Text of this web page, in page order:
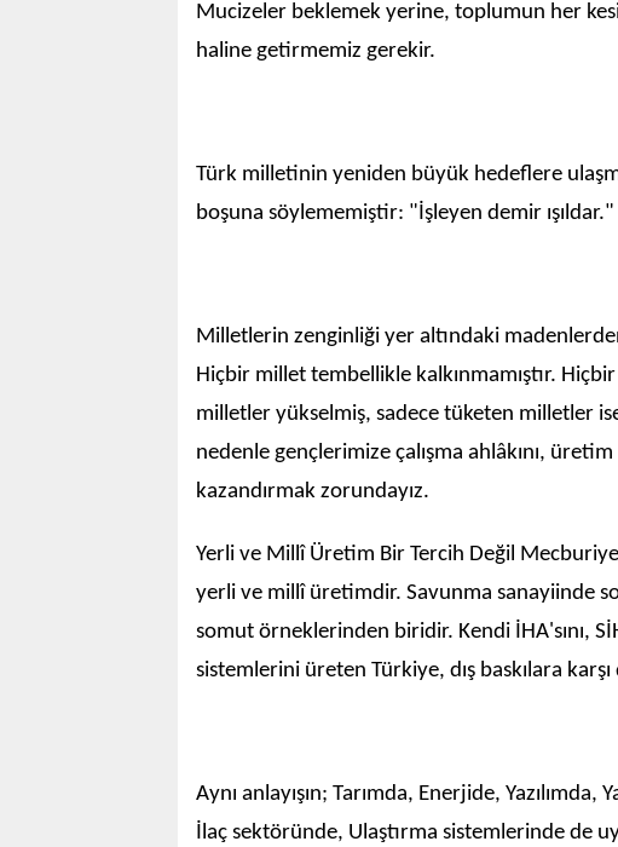
Mucizeler beklemek yerine, toplumun her
haline getirmemiz gerekir.
Türk milletinin yeniden büyük hedeflere
boşuna söylememiştir: "İşleyen demir ışıldar."
Milletlerin zenginliği yer altındaki
Hiçbir millet tembellikle kalkınmamıştır.
milletler yükselmiş, sadece tüketen milletler
nedenle gençlerimize çalışma ahlâkını,
kazandırmak zorundayız.
Yerli ve Millî Üretim Bir Tercih Değil
yerli ve millî üretimdir. Savunma sanayiinde
somut örneklerinden biridir. Kendi İHA'sını,
sistemlerini üreten Türkiye, dış baskılara
Aynı anlayışın; Tarımda, Enerjide,
İlaç sektöründe, Ulaştırma sistemlerinde de